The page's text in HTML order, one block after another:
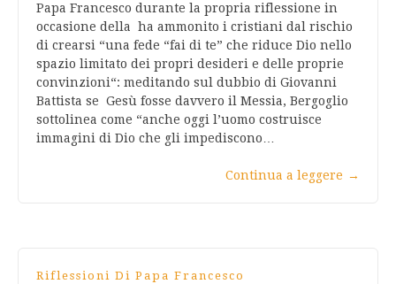
Papa Francesco durante la propria riflessione in
occasione della ha ammonito i cristiani dal rischio
di crearsi “una fede “fai di te” che riduce Dio nello
spazio limitato dei propri desideri e delle proprie
convinzioni“: meditando sul dubbio di Giovanni
Battista se Gesù fosse davvero il Messia, Bergoglio
sottolinea come “anche oggi l’uomo costruisce
immagini di Dio che gli impediscono…
Continua a leggere →
Riflessioni Di Papa Francesco